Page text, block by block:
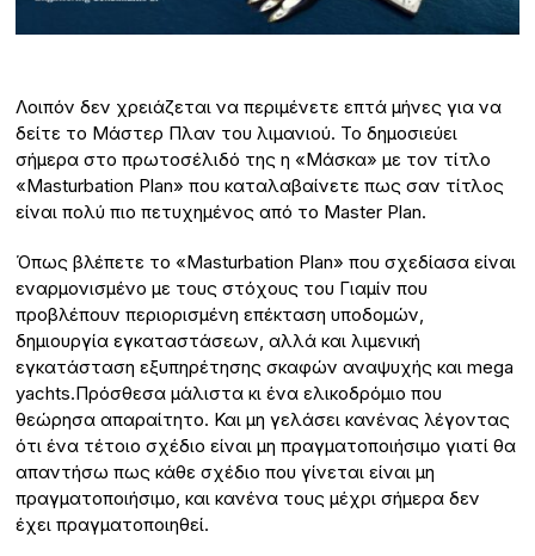
Λοιπόν δεν χρειάζεται να περιμένετε επτά μήνες για να
δείτε το Μάστερ Πλαν του λιμανιού. Το δημοσιεύει
σήμερα στο πρωτοσέλιδό της η «Μάσκα» με τον τίτλο
«Μasturbation Plan» που καταλαβαίνετε πως σαν τίτλος
είναι πολύ πιο πετυχημένος από το Master Plan.
Όπως βλέπετε το «Μasturbation Plan» που σχεδίασα είναι
εναρμονισμένο με τους στόχους του Γιαμίν που
προβλέπουν περιορισμένη επέκταση υποδομών,
δημιουργία εγκαταστάσεων, αλλά και λιμενική
εγκατάσταση εξυπηρέτησης σκαφών αναψυχής και mega
yachts.Πρόσθεσα μάλιστα κι ένα ελικοδρόμιο που
θεώρησα απαραίτητο. Και μη γελάσει κανένας λέγοντας
ότι ένα τέτοιο σχέδιο είναι μη πραγματοποιήσιμο γιατί θα
απαντήσω πως κάθε σχέδιο που γίνεται είναι μη
πραγματοποιήσιμο, και κανένα τους μέχρι σήμερα δεν
έχει πραγματοποιηθεί.